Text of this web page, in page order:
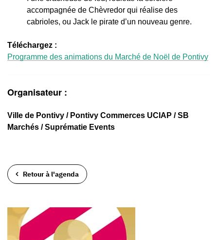
accompagnée de Chèvredor qui réalise des
cabrioles, ou Jack le pirate d’un nouveau genre.
Téléchargez :
Programme des animations du Marché de Noël de Pontivy
Organisateur :
Ville de Pontivy / Pontivy Commerces UCIAP / SB
Marchés / Suprématie Events
Retour à l'agenda